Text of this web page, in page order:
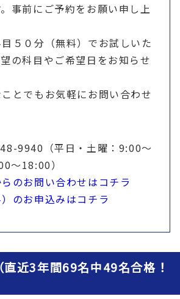
事前にご予約をお願い申し上
５０分（無料）でお試しいた
の科目やご希望日をお知らせ
とでもお気軽にお問い合わせ
9940（平日・土曜：9:00〜
〜18:00）
のお問い合わせはコチラ
のお申込みはコチラ
近3年間69名中49名合格！